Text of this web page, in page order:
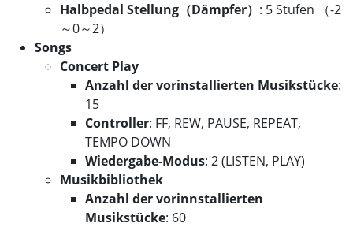
Halbpedal Stellung（Dämpfer） : 5 Stufen （-2
～0～2）
Songs
Concert Play
Anzahl der vorinstallierten Musikstücke:
15
Controller: FF, REW, PAUSE, REPEAT,
TEMPO DOWN
Wiedergabe-Modus: 2 (LISTEN, PLAY)
Musikbibliothek
Anzahl der vorinnstallierten
Musikstücke: 60